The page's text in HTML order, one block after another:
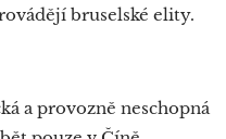
bruselské elity.
a provozně neschopná